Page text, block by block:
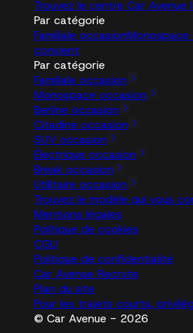
Trouvez le centre Car Avenue
Par catégorie
Familiale occasionMonospace
convient
Par catégorie
Familiale occasion
Monospace occasion
Berline occasion
Citadine occasion
SUV occasion
Électrique occasion
Break occasion
Utilitaire occasion
Trouvez le modèle qui vous
Mentions légales
Politique de cookies
CGU
Politique de confidentialité
Car Avenue Recrute
Plan du site
Pour les trajets courts,
© Car Avenue - 2026